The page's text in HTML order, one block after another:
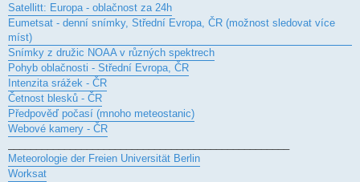
í
s
p
ě
v
e
k
Satellitt: Europa - oblačnost za 24h
Eumetsat - denní snímky, Střední Evropa, ČR (možnost sledovat více
míst)
Snímky z družic NOAA v různých spektrech
Pohyb oblačnosti - Střední Evropa, ČR
Intenzita srážek - ČR
Četnost blesků - ČR
Předpověď počasí (mnoho meteostanic)
Webové kamery - ČR
Meteorologie der Freien Universität Berlin
Worksat